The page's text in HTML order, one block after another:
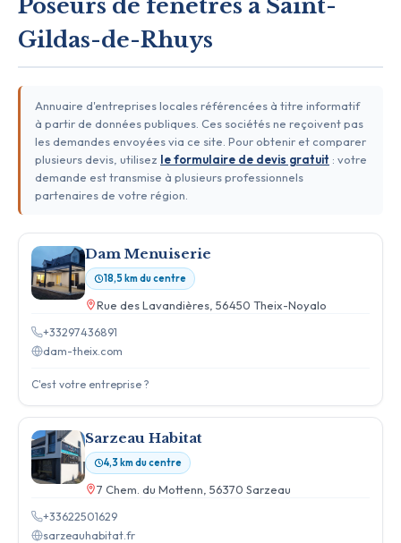
Poseurs de fenêtres à Saint-
Gildas-de-Rhuys
Annuaire d'entreprises locales référencées à titre informatif
à partir de données publiques. Ces sociétés ne reçoivent pas
les demandes envoyées via ce site. Pour obtenir et comparer
plusieurs devis, utilisez le formulaire de devis gratuit : votre
demande est transmise à plusieurs professionnels
partenaires de votre région.
Dam Menuiserie
18,5 km du centre
Rue des Lavandières, 56450 Theix-Noyalo
+33297436891
dam-theix.com
C'est votre entreprise ?
Sarzeau Habitat
4,3 km du centre
7 Chem. du Mottenn, 56370 Sarzeau
+33622501629
sarzeauhabitat.fr